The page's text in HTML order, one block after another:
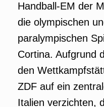
Handball-EM der
die olympischen
paralympischen
Cortina. Aufgrund
den
ZDF auf ein
Italien verzichten,